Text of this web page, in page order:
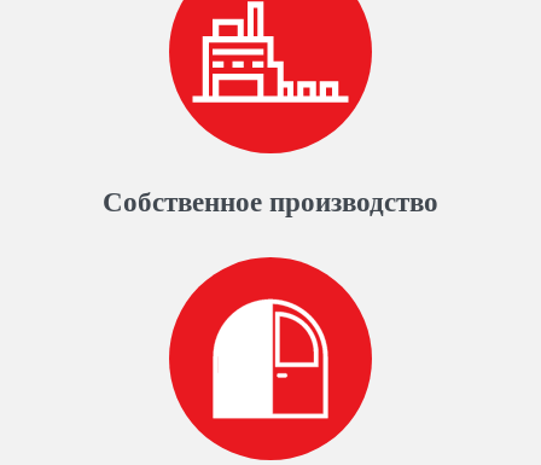
Собственное производство